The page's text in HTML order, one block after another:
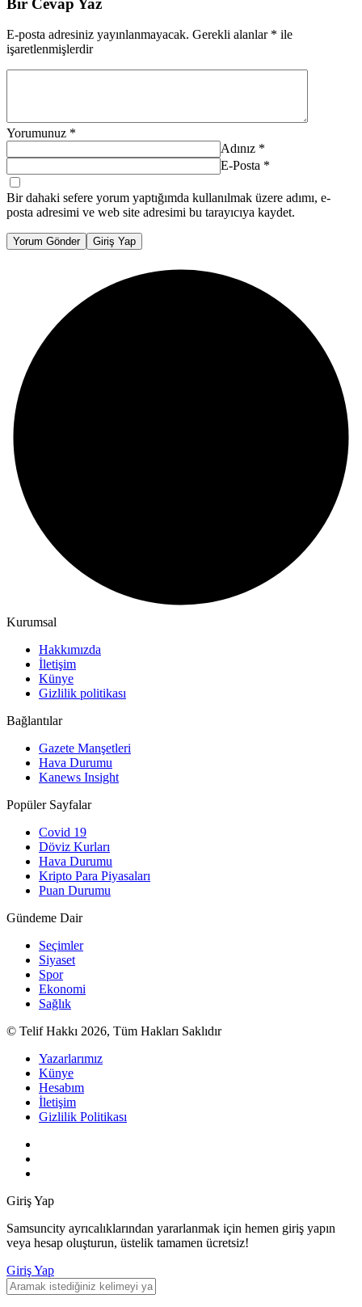
E-posta adresiniz yayınlanmayacak. Gerekli alanlar * ile
işaretlenmişlerdir
Yorumunuz *
Adınız *
E-Posta *
Bir dahaki sefere yorum yaptığımda kullanılmak üzere adımı, e-
posta adresimi ve web site adresimi bu tarayıcıya kaydet.
Yorum Gönder Giriş Yap
Kurumsal
Hakkımızda
İletişim
Künye
Gizlilik politikası
Bağlantılar
Gazete Manşetleri
Hava Durumu
Kanews Insight
Popüler Sayfalar
Covid 19
Döviz Kurları
Hava Durumu
Kripto Para Piyasaları
Puan Durumu
Gündeme Dair
Seçimler
Siyaset
Spor
Ekonomi
Sağlık
© Telif Hakkı 2026, Tüm Hakları Saklıdır
Yazarlarımız
Künye
Hesabım
İletişim
Gizlilik Politikası
Giriş Yap
Samsuncity ayrıcalıklarından yararlanmak için hemen giriş yapın
veya hesap oluşturun, üstelik tamamen ücretsiz!
Giriş Yap